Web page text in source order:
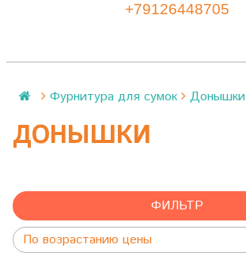
+79126448705
Фурнитура для сумок Донышки
ДОНЫШКИ
ФИЛЬТР